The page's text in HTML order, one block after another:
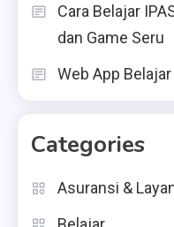
Cara Belajar
dan Game Seru
Web App
Categories
Asuransi &